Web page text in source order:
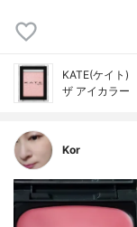
KATE(ケイト)
ザ アイカラー
Kor